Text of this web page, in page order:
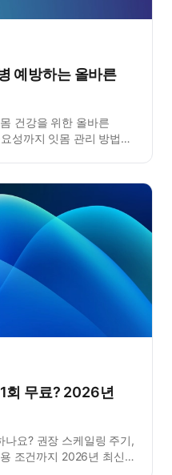
예방하는 올바른
건강을 위한 올바른
성까지 잇몸 관리 방법을
회 무료? 2026년
나요? 권장 스케일링 주기,
조건까지 2026년 최신